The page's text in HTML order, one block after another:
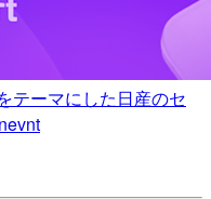
テーマにした日産のセ